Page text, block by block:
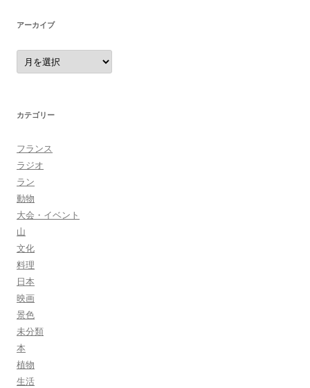
アーカイブ
ア
ー
カ
カテゴリー
フランス
ラジオ
ラン
動物
大会・イベント
山
文化
料理
日本
映画
景色
未分類
本
植物
生活